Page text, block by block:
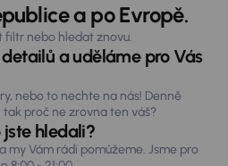
a po Evropě.
filtr nebo hledat znovu.
a uděláme pro Vás
nebo to nechte na nás! Denně
proč ne zrovna ten váš?
jste hledali?
my Vám rádi pomůžeme. Jsme pro